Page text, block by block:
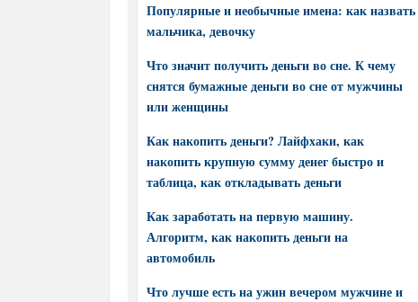
Популярные и необычные имена: как назвать
мальчика, девочку
Что значит получить деньги во сне. К чему
снятся бумажные деньги во сне от мужчины
или женщины
Как накопить деньги? Лайфхаки, как
накопить крупную сумму денег быстро и
таблица, как откладывать деньги
Как заработать на первую машину.
Алгоритм, как накопить деньги на
автомобиль
Что лучше есть на ужин вечером мужчине и